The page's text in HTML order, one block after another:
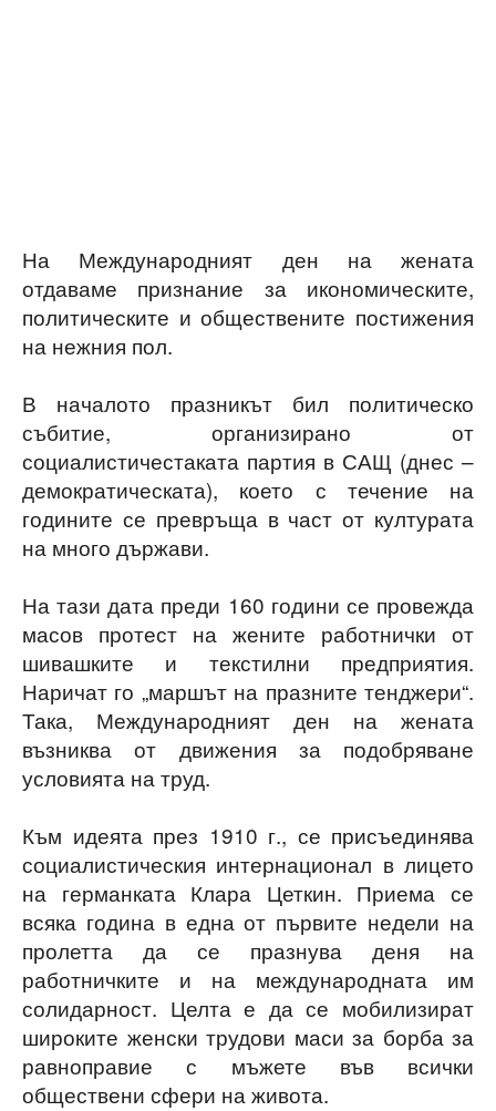
На Международният ден на жената
отдаваме признание за икономическите,
политическите и обществените постижения
на нежния пол.
В началото празникът бил политическо
събитие, организирано от
социалистичестаката партия в САЩ (днес –
демократическата), което с течение на
годините се превръща в част от културата
на много държави.
На тази дата преди 160 години се провежда
масов протест на жените работнички от
шивашките и текстилни предприятия.
Наричат го „маршът на празните тенджери“.
Така, Международният ден на жената
възниква от движения за подобряване
условията на труд.
Към идеята през 1910 г., се присъединява
социалистическия интернационал в лицето
на германката Клара Цеткин. Приема се
всяка година в една от първите недели на
пролетта да се празнува деня на
работничките и на международната им
солидарност. Целта е да се мобилизират
широките женски трудови маси за борба за
равноправие с мъжете във всички
обществени сфери на живота.